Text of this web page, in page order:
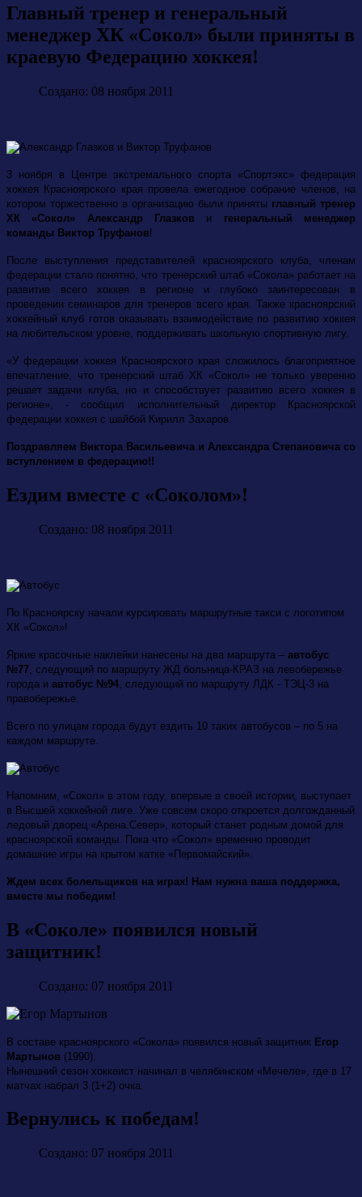
Главный тренер и генеральный
менеджер ХК «Сокол» были приняты в
краевую Федерацию хоккея!
Создано: 08 ноября 2011
3 ноября в Центре экстремального спорта «Спортэкс» федерация
хоккея Красноярского края провела ежегодное собрание членов, на
котором торжественно в организацию были приняты главный тренер
ХК «Сокол» Александр Глазков и генеральный менеджер
команды Виктор Труфанов!
После выступления представителей красноярского клуба, членам
федерации стало понятно, что тренерский штаб «Сокола» работает на
развитие всего хоккея в регионе и глубоко заинтересован в
проведении семинаров для тренеров всего края. Также красноярский
хоккейный клуб готов оказывать взаимодействие по развитию хоккея
на любительском уровне, поддерживать школьную спортивную лигу.
«У федерации хоккея Красноярского края сложилось благоприятное
впечатление, что тренерский штаб ХК «Сокол» не только уверенно
решает задачи клуба, но и способствует развитию всего хоккея в
регионе», - сообщил исполнительный директорКрасноярской
федерации хоккея с шайбой Кирилл Захаров.
Поздравляем Виктора Васильевича и Александра Степановича со
вступлением в федерацию!!
Ездим вместе с «Соколом»!
Создано: 08 ноября 2011
По Красноярску начали курсировать маршрутные такси с логотипом
ХК «Сокол»!
Яркие красочные наклейки нанесены на два маршрута – автобус
№77 , следующий по маршруту ЖД больница-КРАЗ на левобережье
города и автобус №94 , следующий по маршруту ЛДК - ТЭЦ-3 на
правобережье.
Всего по улицам города будут ездить 10 таких автобусов – по 5 на
каждом маршруте.
Напомним, «Сокол» в этом году, впервые в своей истории, выступает
в Высшей хоккейной лиге. Уже совсем скоро откроется долгожданный
ледовый дворец «Арена.Север», который станет родным домой для
красноярской команды. Пока что «Сокол» временно проводит
домашние игры на крытом катке «Первомайский».
Ждем всех болельщиков на играх! Нам нужна ваша поддержка,
вместе мы победим!
В «Соколе» появился новый
защитник!
Создано: 07 ноября 2011
В составе красноярского «Сокола» появился новый защитник Егор
Мартынов (1990).
Нынешний сезон хоккеист начинал в челябинском «Мечеле», где в 17
матчах набрал 3 (1+2) очка.
Вернулись к победам!
Создано: 07 ноября 2011